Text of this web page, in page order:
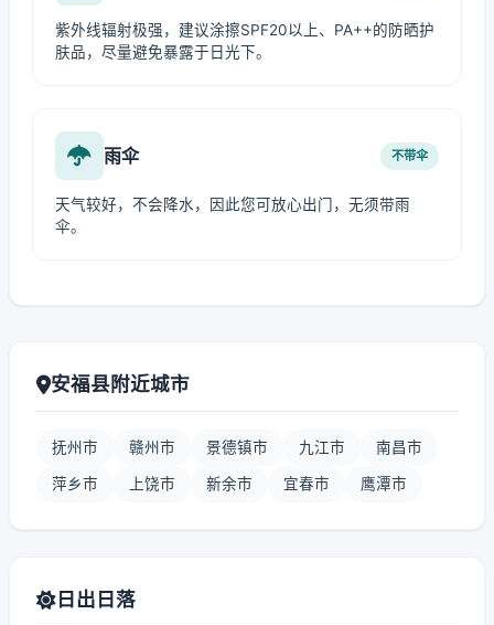
紫外线辐射极强，建议涂擦SPF20以上、PA++的防晒护
肤品，尽量避免暴露于日光下。
雨伞 不带伞
天气较好，不会降水，因此您可放心出门，无须带雨
伞。
安福县附近城市
抚州市 赣州市 景德镇市 九江市 南昌市
萍乡市 上饶市 新余市 宜春市 鹰潭市
日出日落